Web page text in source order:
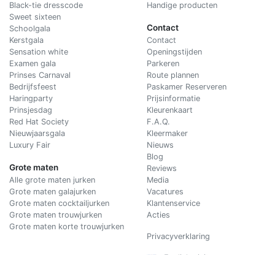
Black-tie dresscode
Sweet sixteen
Schoolgala
Kerstgala
Sensation white
Examen gala
Prinses Carnaval
Bedrijfsfeest
Haringparty
Prinsjesdag
Red Hat Society
Nieuwjaarsgala
Luxury Fair
Grote maten
Alle grote maten jurken
Grote maten galajurken
Grote maten cocktailjurken
Grote maten trouwjurken
Grote maten korte trouwjurken
Handige producten
Contact
Contact
Openingstijden
Parkeren
Route plannen
Paskamer Reserveren
Prijsinformatie
Kleurenkaart
F.A.Q.
Kleermaker
Nieuws
Blog
Reviews
Media
Vacatures
Klantenservice
Acties
Privacyverklaring